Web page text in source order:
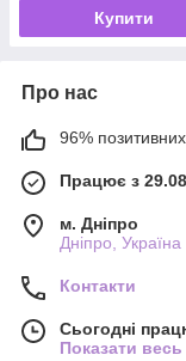
Купити
Про нас
96% позитивних
Працює з
м. Дніпро
Дніпро, Україна
Контакти
Сьогодні
Показати